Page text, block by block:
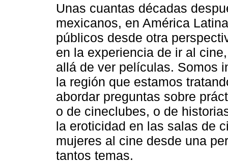
Unas cuantas décadas
mexicanos, en América
públicos desde otra
en la experiencia de ir al
allá de ver películas. Somos
la región que estamos
abordar preguntas sobre
o de cineclubes, o de
la eroticidad en las salas de
mujeres al cine desde una
tantos temas.